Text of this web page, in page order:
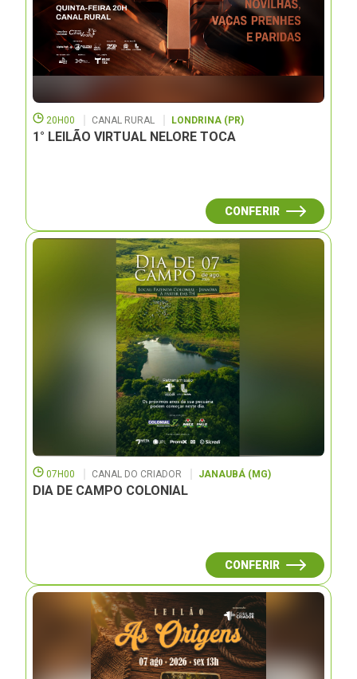
20H00 CANAL RURAL LONDRINA (PR)
1° LEILÃO VIRTUAL NELORE TOCA
CONFERIR
07H00 CANAL DO CRIADOR JANAUBÁ (MG)
DIA DE CAMPO COLONIAL
CONFERIR